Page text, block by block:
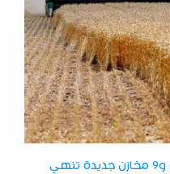
“صابة” قياسية في إنتاج الحبوب و9 مخازن جديدة تنهي